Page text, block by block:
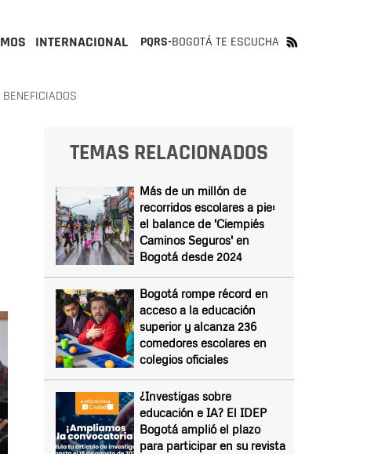
INTERNACIONAL PQRS-BOGOTÁ TE ESCUCHA
TEMAS RELACIONADOS
Más de un millón de
recorridos escolares a pie:
el balance de 'Ciempiés
Caminos Seguros' en
Bogotá desde 2024
Bogotá rompe récord en
acceso a la educación
superior y alcanza 236
comedores escolares en
colegios oficiales
¿Investigas sobre
educación e IA? El IDEP
Bogotá amplió el plazo
para participar en su revista